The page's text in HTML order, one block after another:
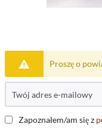
Proszę o
Zapoznałem/am się z